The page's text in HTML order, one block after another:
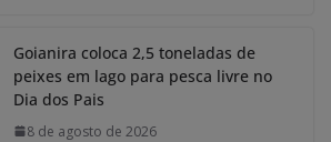
Goianira coloca 2,5 toneladas de
peixes em lago para pesca livre no
Dia dos Pais
8 de agosto de 2026